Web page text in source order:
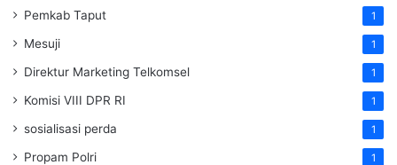
Pemkab Taput 1
Mesuji 1
Direktur Marketing Telkomsel 1
Komisi VIII DPR RI 1
sosialisasi perda 1
Propam Polri 1